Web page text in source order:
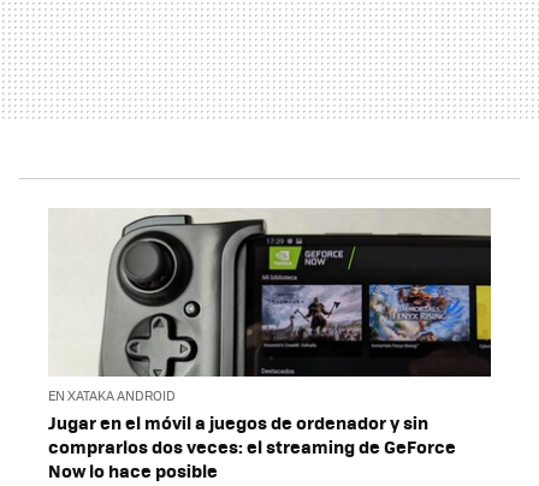
EN XATAKA ANDROID
Jugar en el móvil a juegos de ordenador y sin
comprarlos dos veces: el streaming de GeForce
Now lo hace posible